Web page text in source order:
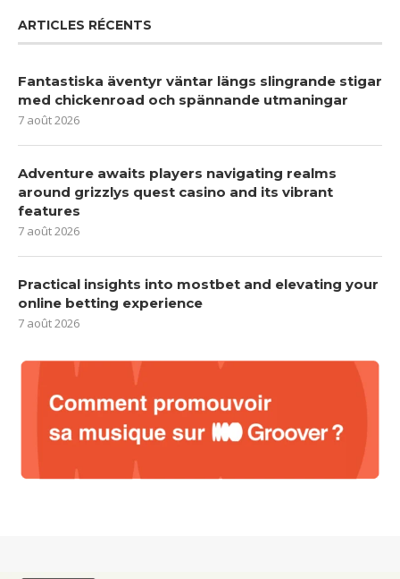
ARTICLES RÉCENTS
Fantastiska äventyr väntar längs slingrande stigar
med chickenroad och spännande utmaningar
7 août 2026
Adventure awaits players navigating realms
around grizzlys quest casino and its vibrant
features
7 août 2026
Practical insights into mostbet and elevating your
online betting experience
7 août 2026